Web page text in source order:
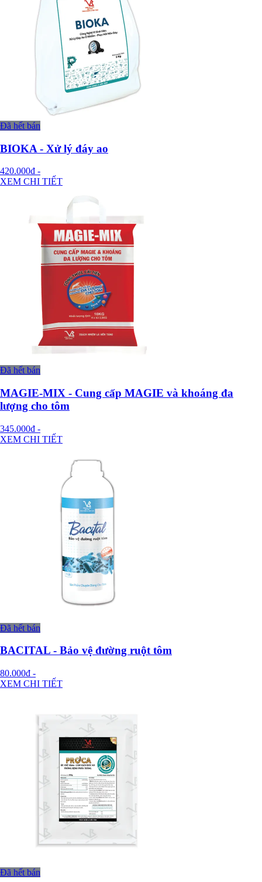
Đã hết bán
BIOKA - Xử lý đáy ao
420.000đ -
XEM CHI TIẾT
Đã hết bán
MAGIE-MIX - Cung cấp MAGIE và khoáng đa
lượng cho tôm
345.000đ -
XEM CHI TIẾT
Đã hết bán
BACITAL - Bảo vệ đường ruột tôm
80.000đ -
XEM CHI TIẾT
Đã hết bán